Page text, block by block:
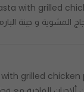
المشوية و جبنة